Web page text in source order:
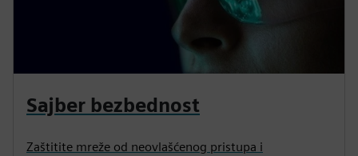
Sajber bezbednost
Zaštitite mreže od neovlašćenog pristupa i